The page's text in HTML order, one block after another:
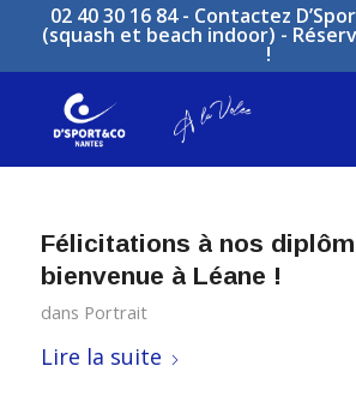
02 40 30 16 84 - Contactez
(squash et beach indoor) -
!
Félicitations à nos
bienvenue à Léane !
dans Portrait
Lire la suite